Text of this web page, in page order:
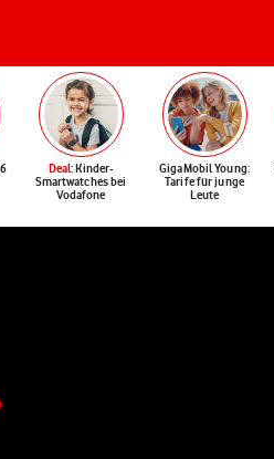
Deal: Kinder-
Smartwatches bei
Vodafone
GigaMobil Young:
Tarife für junge
Leute